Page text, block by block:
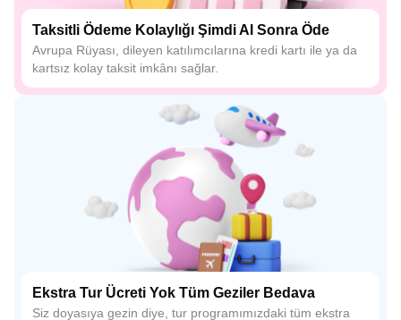
Taksitli Ödeme Kolaylığı Şimdi Al Sonra Öde
Avrupa Rüyası, dileyen katılımcılarına kredi kartı ile ya da
kartsız kolay taksit imkânı sağlar.
Ekstra Tur Ücreti Yok Tüm Geziler Bedava
Siz doyasıya gezin diye, tur programımızdaki tüm ekstra